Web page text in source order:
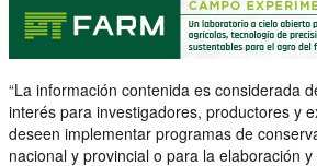
“La información contenida es considerada
interés para investigadores, productores y
deseen implementar programas de
nacional y provincial o para la elaboración